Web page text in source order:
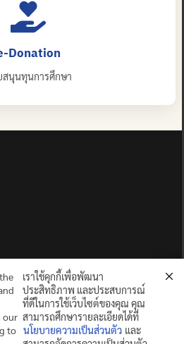
Donation
นุนทุนการศึกษา
our
to
เราใช้คุกกี้เพื่อพัฒนา
ประสิทธิภาพ และประสบการณ์
ที่ดีในการใช้เว็บไซต์ของคุณ คุณ
สามารถศึกษารายละเอียดได้ที่
นโยบายความเป็นส่วนตัว และ